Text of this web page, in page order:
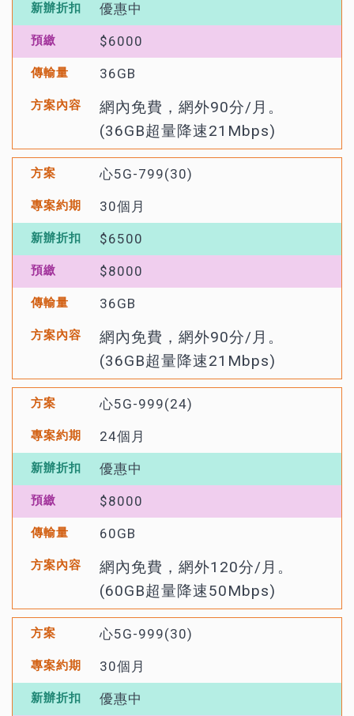
優惠中
$6000
36GB
網內免費，網外90分/月。
(36GB超量降速21Mbps)
心5G-799(30)
30個月
$6500
$8000
36GB
網內免費，網外90分/月。
(36GB超量降速21Mbps)
心5G-999(24)
24個月
優惠中
$8000
60GB
網內免費，網外120分/月。
(60GB超量降速50Mbps)
心5G-999(30)
30個月
優惠中